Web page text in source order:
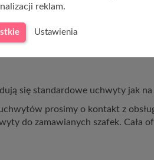
się standardowe uchwyty jak
prosimy o kontakt z
do zamawianych szafek. Cała
reklam.
Ustawienia